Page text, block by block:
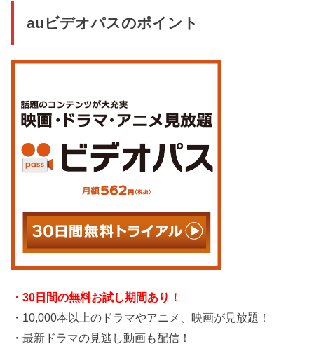
auビデオパスのポイント
・30日間の無料お試し期間あり！
・10,000本以上のドラマやアニメ、映画が見放題！
・最新ドラマの見逃し動画も配信！